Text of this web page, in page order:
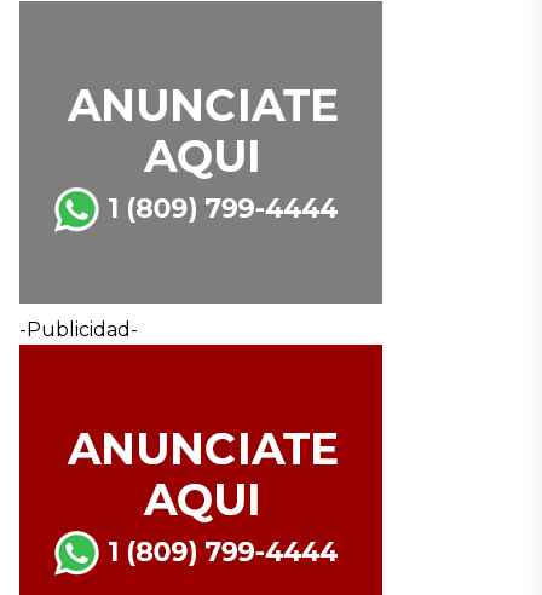
-Publicidad-